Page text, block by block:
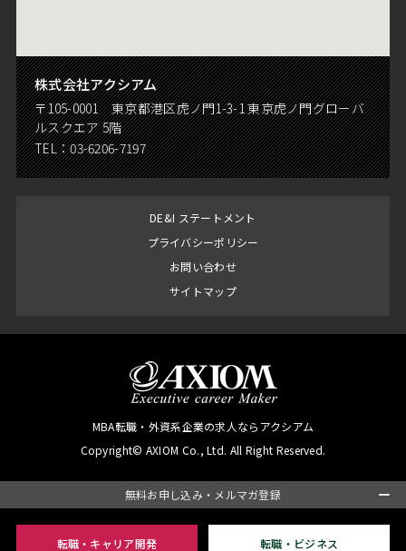
無料お申し込み・メルマガ登録
転職・キャリア開発 転職・ビジネス
株式会社アクシアム
〒105-0001 東京都港区虎ノ門1-3-1 東京虎ノ門グローバ
ルスクエア 5階
TEL：03-6206-7197
DE&I ステートメント
プライバシーポリシー
お問い合わせ
サイトマップ
MBA転職・外資系企業の求人ならアクシアム
Copyright© AXIOM Co., Ltd. All Right Reserved.